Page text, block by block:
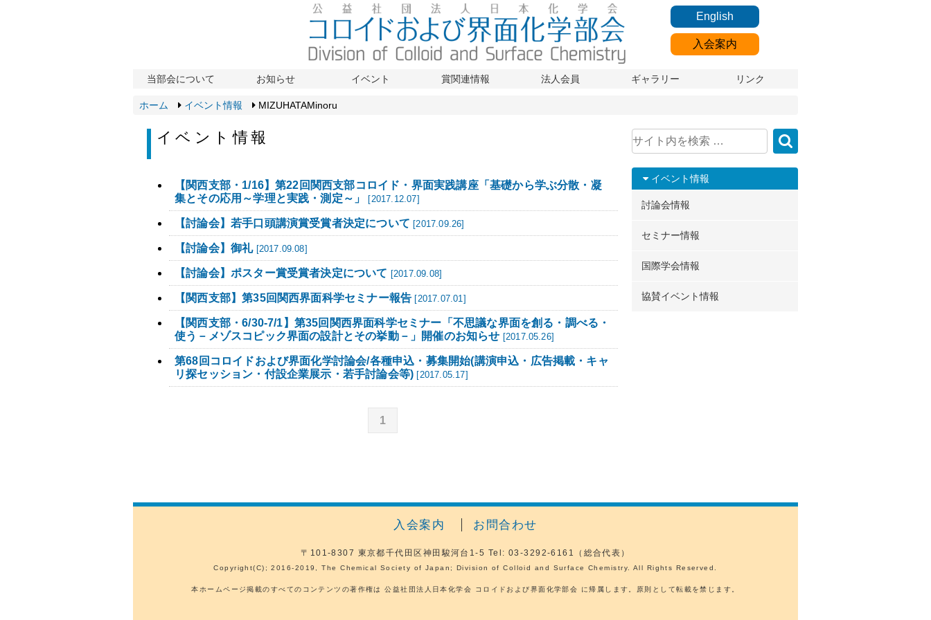
English
入会案内
当部会について お知らせ イベント 賞関連情報 法人会員 ギャラリー リンク
ホーム イベント情報 MIZUHATAMinoru
イベント情報
【関西支部・1/16】第22回関西支部コロイド・界面実践講座「基礎から学ぶ分散・凝
集とその応用～学理と実践・測定～」
[2017.12.07]
【討論会】若手口頭講演賞受賞者決定について [2017.09.26]
【討論会】御礼[2017.09.08]
【討論会】ポスター賞受賞者決定について [2017.09.08]
【関西支部】第35回関西界面科学セミナー報告 [2017.07.01]
【関西支部・6/30-7/1】第35回関西界面科学セミナー「不思議な界面を創る・調べる・
使う－メゾスコピック界面の設計とその挙動－」開催のお知らせ [2017.05.26]
第68回コロイドおよび界面化学討論会/各種申込・募集開始(講演申込・広告掲載・キャ
リ探セッション・付設企業展示・若手討論会等) [2017.05.17]
1
イベント情報
討論会情報
セミナー情報
国際学会情報
協賛イベント情報
入会案内 お問合わせ
〒101-8307 東京都千代田区神田駿河台1-5 Tel: 03-3292-6161（総合代表）
Copyright(C); 2016-2019, The Chemical Society of Japan; Division of Colloid and Surface Chemistry. All Rights Reserved.
本ホームページ掲載のすべてのコンテンツの著作権は 公益社団法人日本化学会 コロイドおよび界面化学部会 に帰属します。原則として転載を禁じます。